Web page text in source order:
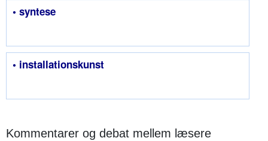
• syntese
• installationskunst
Kommentarer og debat mellem læsere